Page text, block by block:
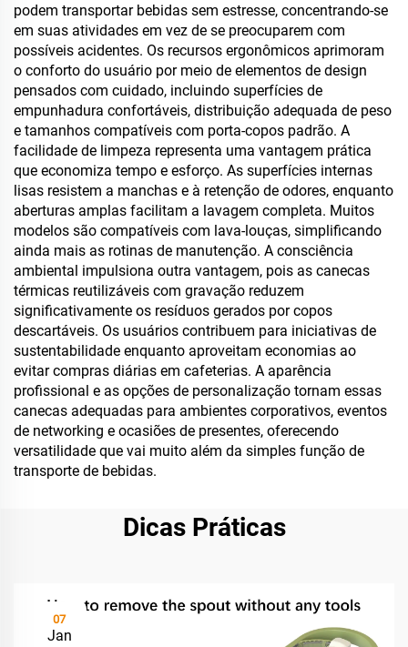
podem transportar bebidas sem estresse, concentrando-se
em suas atividades em vez de se preocuparem com
possíveis acidentes. Os recursos ergonômicos aprimoram
o conforto do usuário por meio de elementos de design
pensados com cuidado, incluindo superfícies de
empunhadura confortáveis, distribuição adequada de peso
e tamanhos compatíveis com porta-copos padrão. A
facilidade de limpeza representa uma vantagem prática
que economiza tempo e esforço. As superfícies internas
lisas resistem a manchas e à retenção de odores, enquanto
aberturas amplas facilitam a lavagem completa. Muitos
modelos são compatíveis com lava-louças, simplificando
ainda mais as rotinas de manutenção. A consciência
ambiental impulsiona outra vantagem, pois as canecas
térmicas reutilizáveis com gravação reduzem
significativamente os resíduos gerados por copos
descartáveis. Os usuários contribuem para iniciativas de
sustentabilidade enquanto aproveitam economias ao
evitar compras diárias em cafeterias. A aparência
profissional e as opções de personalização tornam essas
canecas adequadas para ambientes corporativos, eventos
de networking e ocasiões de presentes, oferecendo
versatilidade que vai muito além da simples função de
transporte de bebidas.
Dicas Práticas
07
Jan